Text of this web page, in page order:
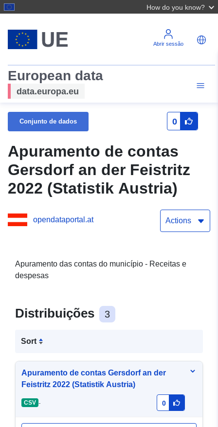
How do you know?
Abrir sessão
European data
data.europa.eu
Conjunto de dados 0
Apuramento de contas
Gersdorf an der Feistritz
2022 (Statistik Austria)
opendataportal.at Actions
Apuramento das contas do município - Receitas e
despesas
Distribuições 3
Sort
Apuramento de contas Gersdorf an der
Feistritz 2022 (Statistik Austria)
CSV - 0